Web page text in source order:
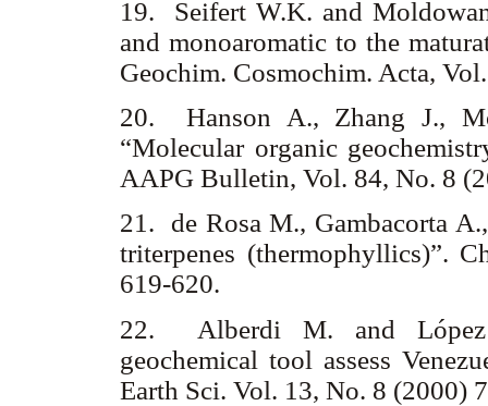
19. Seifert W.K. and
and monoaromatic to the
Geochim. Cosmochim. Acta,
20. Hanson A., Zhang J.,
“Molecular organic
AAPG Bulletin, Vol. 84, No. 8
21. de Rosa M., Gambacorta
triterpenes (thermophyllics)”.
619-620.
22. Alberdi M. and López
geochemical tool assess
Earth Sci. Vol. 13, No. 8 (2000)